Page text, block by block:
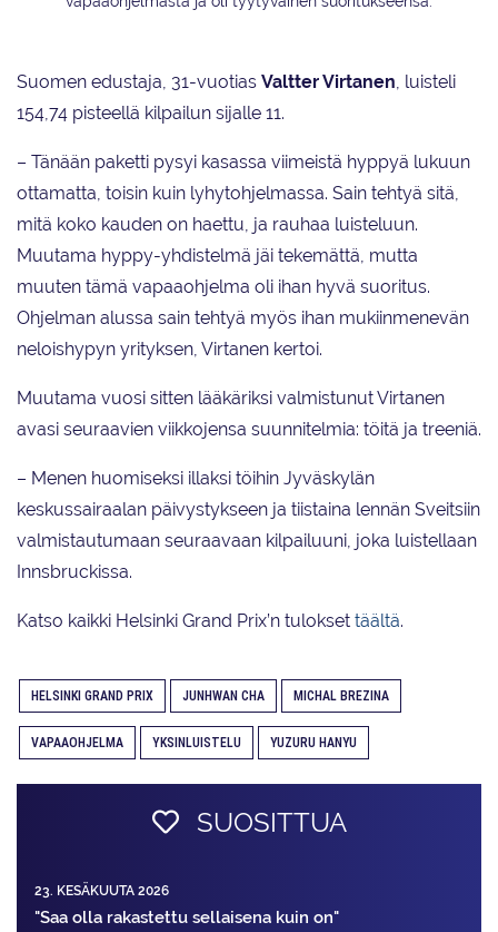
Suomen edustaja, 31-vuotias Valtter Virtanen , luisteli
154,74 pisteellä kilpailun sijalle 11.
– Tänään paketti pysyi kasassa viimeistä hyppyä lukuun
ottamatta, toisin kuin lyhytohjelmassa. Sain tehtyä sitä,
mitä koko kauden on haettu, ja rauhaa luisteluun.
Muutama hyppy-yhdistelmä jäi tekemättä, mutta
muuten tämä vapaaohjelma oli ihan hyvä suoritus.
Ohjelman alussa sain tehtyä myös ihan mukiinmenevän
neloishypyn yrityksen, Virtanen kertoi.
Muutama vuosi sitten lääkäriksi valmistunut Virtanen
avasi seuraavien viikkojensa suunnitelmia: töitä ja treeniä.
– Menen huomiseksi illaksi töihin Jyväskylän
keskussairaalan päivystykseen ja tiistaina lennän Sveitsiin
valmistautumaan seuraavaan kilpailuuni, joka luistellaan
Innsbruckissa.
Katso kaikki Helsinki Grand Prix’n tulokset täältä.
HELSINKI GRAND PRIX JUNHWAN CHA MICHAL BREZINA
VAPAAOHJELMA YKSINLUISTELU YUZURU HANYU
SUOSITTUA
23. KESÄKUUTA 2026
"Saa olla rakastettu sellaisena kuin on"